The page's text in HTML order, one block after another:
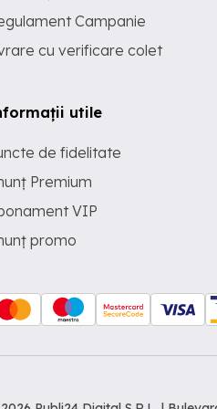
Campanie
cu verificare colet
utile
de fidelitate
Premium
VIP
promo